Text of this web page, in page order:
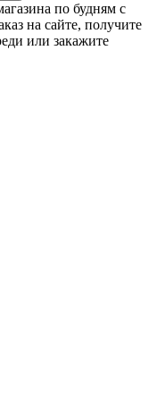
по будням с
на сайте, получите
или закажите